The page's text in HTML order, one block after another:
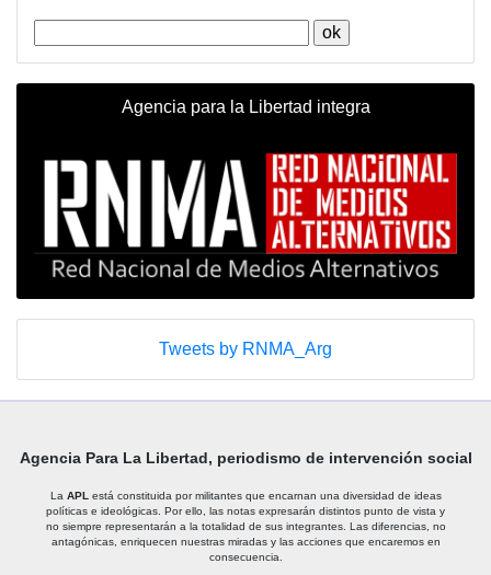
Agencia para la Libertad integra
Tweets by RNMA_Arg
Agencia Para La Libertad, periodismo de intervención social
La APLestá constituida por militantes que encarnan una diversidad de ideas
políticas e ideológicas. Por ello, las notas expresarán distintos punto de vista y
no siempre representarán a la totalidad de sus integrantes. Las diferencias, no
antagónicas, enriquecen nuestras miradas y las acciones que encaremos en
consecuencia.